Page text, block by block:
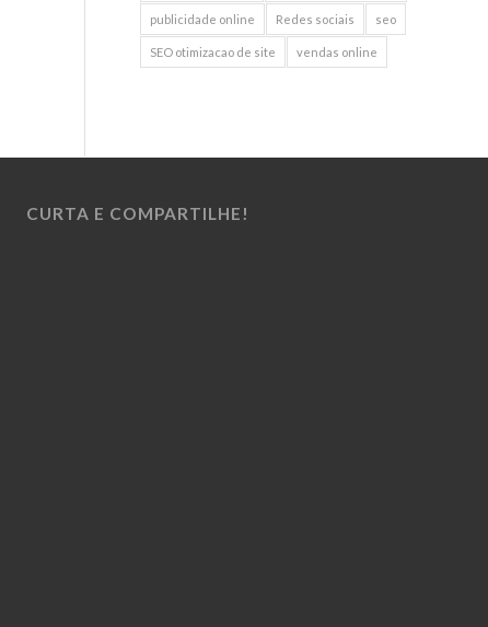
publicidade online Redes sociais seo
SEO otimizacao de site vendas online
CURTA E COMPARTILHE!